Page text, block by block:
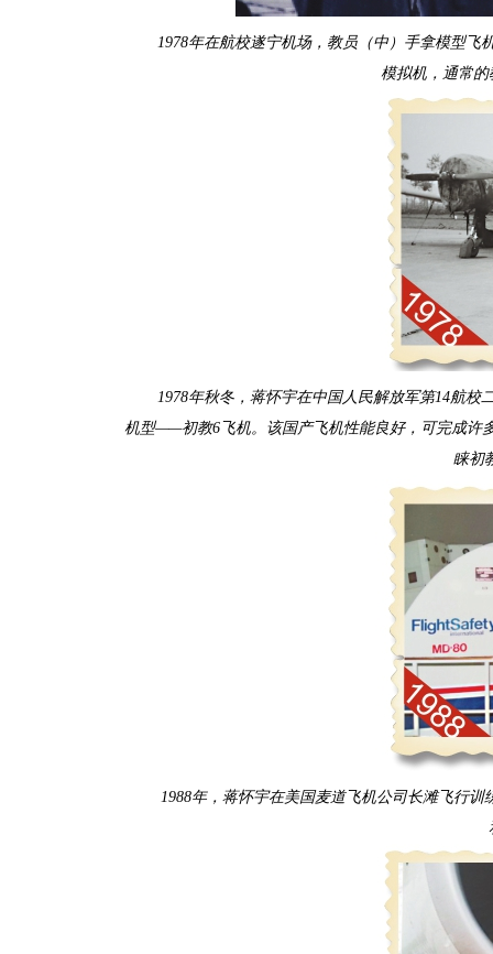
1978年在航校遂宁机场，教员（中）手拿模型
模拟机，通常
1978年秋冬，蒋怀宇在中国人民解放军第14航
机型——初教6飞机。该国产飞机性能良好，可完成许
睐初
1988年，蒋怀宇在美国麦道飞机公司长滩飞行